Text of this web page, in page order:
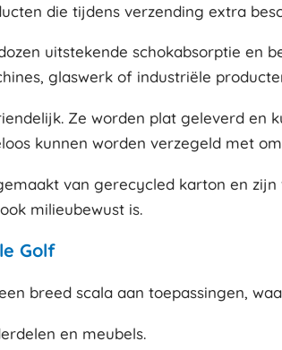
die tijdens verzending extra
uitstekende schokabsorptie en
glaswerk of industriële
Ze worden plat geleverd
kunnen worden verzegeld met
van gerecycled karton en
milieubewust is.
Golf
breed scala aan toepassingen,
en meubels.